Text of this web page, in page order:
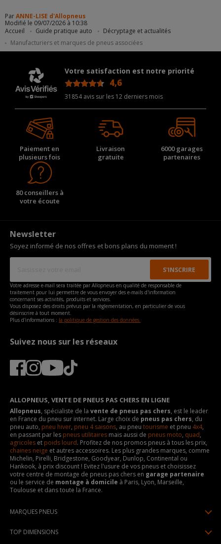
Accueil Guide pratique auto
Décryptage et actualités
Manufacturiers et marques de pneus associées
ParANNE-LISE d'Allopneus
Modifié le 09/07/2026 à 10:38
Votre satisfaction est notre priorité
4,6
31854 avis sur les 12 derniers mois
Paiement en
plusieurs fois
Livraison
gratuite
6000 garages
partenaires
80 conseillers à
votre écoute
Newsletter
Soyez informé de nos offres et bons plans du moment !
Votre adresse e-mail sera traitée par Allopneus en qualité de responsable de
traitement pour lui permettre de vous envoyer des e-mails d'information
concernant ses activités, produits et services.
Vous disposez des droits prévus par la règlementation, en particulier de vous
désinscrire à tout moment.
Plus d'informations : la politique de gestion des données.
Suivez nous sur les réseaux
ALLOPNEUS, VENTE DE PNEUS PAS CHERS EN LIGNE
Allopneus, spécialiste de la vente de pneus pas chers, est le leader
en France du pneu sur internet. Large choix de pneus pas chers, du
pneu auto, pneu hiver, pneu 4 saisons, au pneu tourisme et pneu 4x4,
en passant par les pneus utilitaires mais aussi de pneus moto, quad,
agricoles et poids lourd. Profitez de nos promos pneus à tous les prix,
chaines neige et autres accessoires. Les plus grandes marques, comme
Michelin, Pirelli, Bridgestone, Goodyear, Dunlop, Continental ou
Hankook, à prix discount ! Evitez l'usure de vos pneus et choisissez
votre centre de montage de pneus pas chers en garage partenaire
ou le service de montage à domicile à Paris, Lyon, Marseille,
Toulouse et dans toute la France.
MARQUES PNEUS
TOP DIMENSIONS